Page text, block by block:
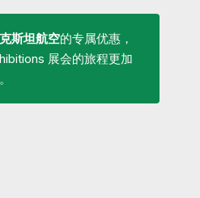
斯坦航空的专属优惠，
展会的旅程更加